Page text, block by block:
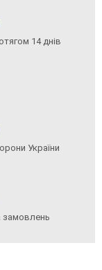
14 днів
України
замовлень